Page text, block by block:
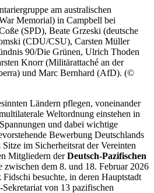
am australischen
Memorial) in Campbell bei
(SPD), Beate Grzeski (deutsche
(CDU/CSU), Carsten Müller
90/Die Grünen, Ulrich Thoden
Knorr (Militärattaché an der
und Marc Bernhard (AfD). (©
Ländern pflegen, voneinander
Weltordnung einstehen in
und dabei wichtige
Bewerbung Deutschlands
im Sicherheitsrat der Vereinten
Mitgliedern derDeutsch-Pazifischen
zwischen dem 8. und 18. Februar 2026
besuchte, in deren Hauptstadt
von 13 pazifischen